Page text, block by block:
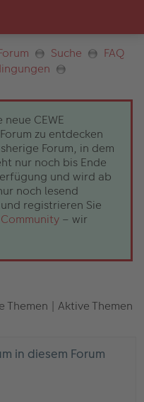
Suche
FAQ
CEWE
zu entdecken
Forum, in dem
nur noch bis Ende
und wird ab
noch lesend
registrieren Sie
– wir
Themen | Aktive Themen
in diesem Forum